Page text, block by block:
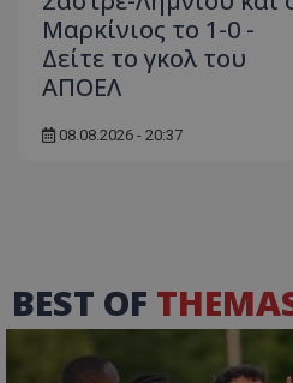
Μαρκίνιος το 1-0 -
Δείτε το γκολ του
ΑΠΟΕΛ
08.08.2026 - 20:37
BEST OF